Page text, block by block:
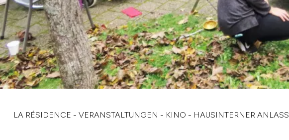
LA RÉSIDENCE - VERANSTALTUNGEN - KINO - HAUSINTERNER ANLASS